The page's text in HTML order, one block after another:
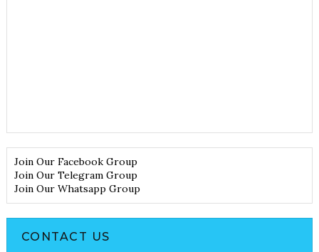
Join Our Facebook Group
Join Our Telegram Group
Join Our Whatsapp Group
CONTACT US